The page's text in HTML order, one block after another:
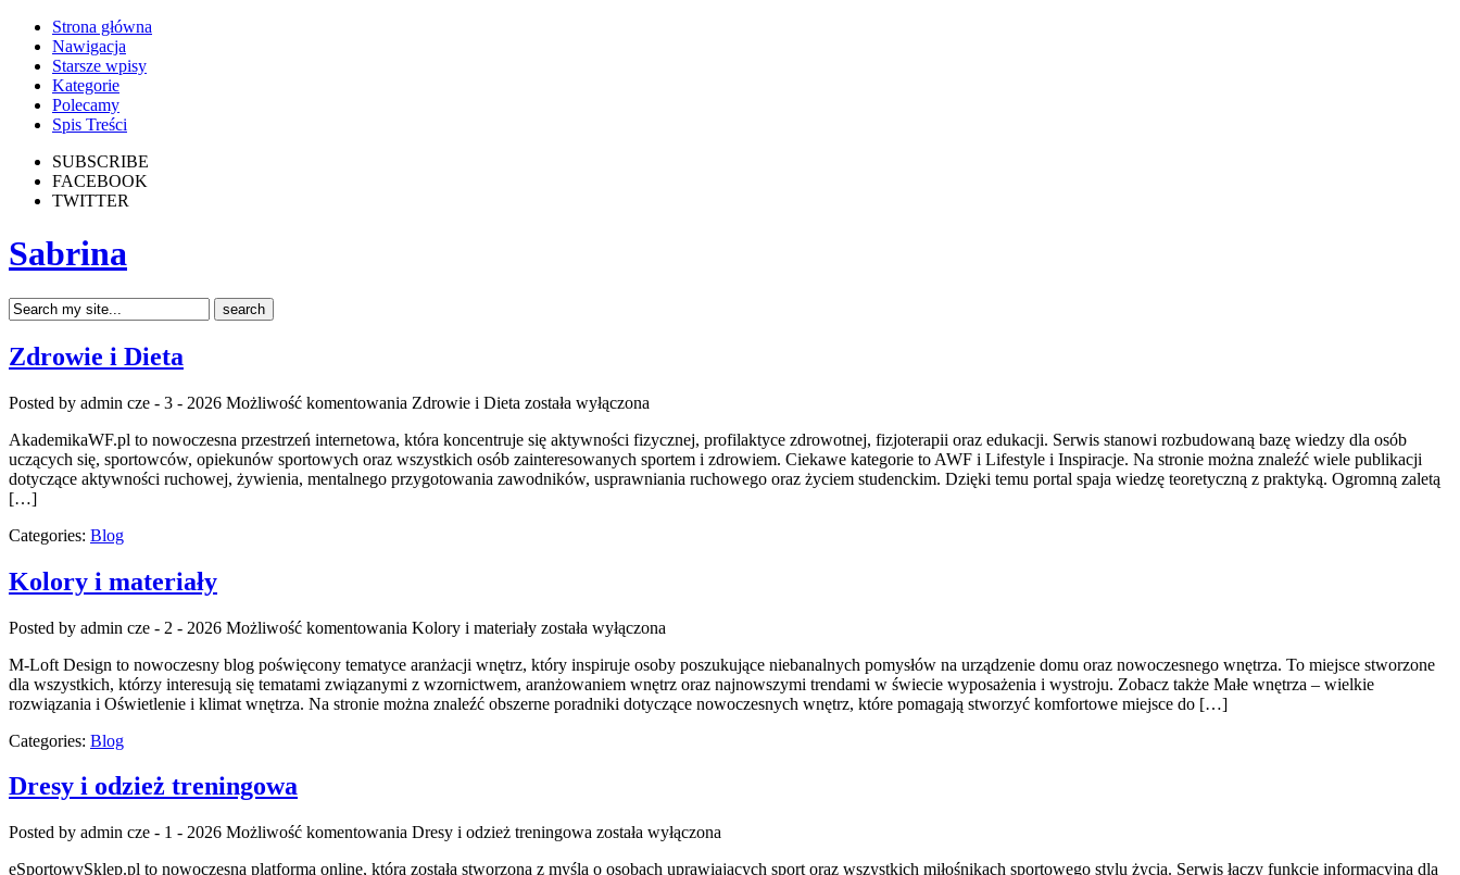
Strona główna
Nawigacja
Starsze wpisy
Kategorie
Polecamy
Spis Treści
SUBSCRIBE
FACEBOOK
TWITTER
Sabrina
Zdrowie i Dieta
Posted by admin cze - 3 - 2026 Możliwość komentowania Zdrowie i Dieta została wyłączona
AkademikaWF.pl to nowoczesna przestrzeń internetowa, która koncentruje się aktywności fizycznej, profilaktyce zdrowotnej, fizjoterapii oraz edukacji. Serwis stanowi rozbudowaną bazę wiedzy dla osób
uczących się, sportowców, opiekunów sportowych oraz wszystkich osób zainteresowanych sportem i zdrowiem. Ciekawe kategorie to AWF i Lifestyle i Inspiracje. Na stronie można znaleźć wiele publikacji
dotyczące aktywności ruchowej, żywienia, mentalnego przygotowania zawodników, usprawniania ruchowego oraz życiem studenckim. Dzięki temu portal spaja wiedzę teoretyczną z praktyką. Ogromną zaletą
[…]
Categories: Blog
Kolory i materiały
Posted by admin cze - 2 - 2026 Możliwość komentowania Kolory i materiały została wyłączona
M-Loft Design to nowoczesny blog poświęcony tematyce aranżacji wnętrz, który inspiruje osoby poszukujące niebanalnych pomysłów na urządzenie domu oraz nowoczesnego wnętrza. To miejsce stworzone
dla wszystkich, którzy interesują się tematami związanymi z wzornictwem, aranżowaniem wnętrz oraz najnowszymi trendami w świecie wyposażenia i wystroju. Zobacz także Małe wnętrza – wielkie
rozwiązania i Oświetlenie i klimat wnętrza. Na stronie można znaleźć obszerne poradniki dotyczące nowoczesnych wnętrz, które pomagają stworzyć komfortowe miejsce do […]
Categories: Blog
Dresy i odzież treningowa
Posted by admin cze - 1 - 2026 Możliwość komentowania Dresy i odzież treningowa została wyłączona
eSportowySklep.pl to nowoczesna platforma online, która została stworzona z myślą o osobach uprawiających sport oraz wszystkich miłośnikach sportowego stylu życia. Serwis łączy funkcję informacyjną dla